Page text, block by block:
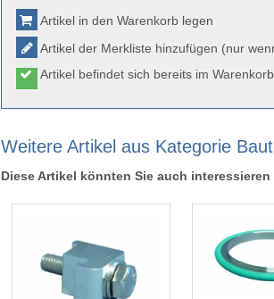
Artikel in den Warenkorb legen
Artikel der Merkliste hinzufügen (nur
Artikel befindet sich bereits im
Weitere Artikel aus Kategorie
Diese Artikel könnten Sie auch interessieren